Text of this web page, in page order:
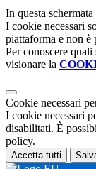
In questa
I cookie necessari
piattaforma e non è
Per conoscere
visionare la
Cookie necessari
I cookie necessari
disabilitati. È
policy.
Accetta tutti